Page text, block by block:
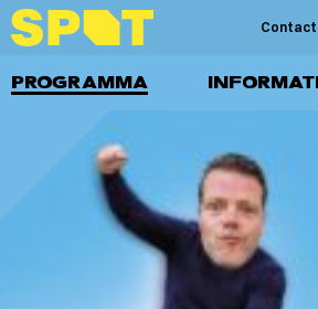
PROGRAMMA
Contact